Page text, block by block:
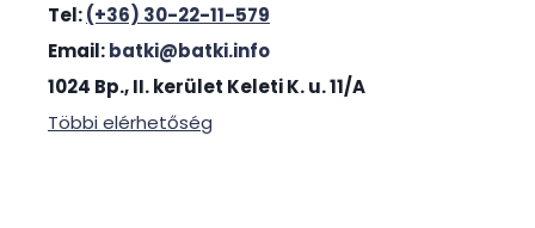
Tel:(+36) 30-22-11-579
Email:batki@batki.info
1024 Bp., II. kerület Keleti K. u. 11/A
Többi elérhetőség